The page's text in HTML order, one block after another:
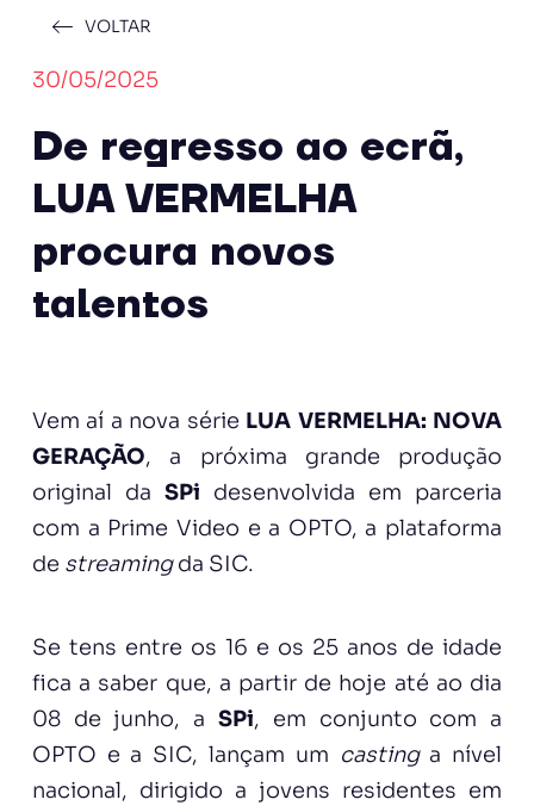
VOLTAR
30/05/2025
De regresso ao ecrã,
LUA VERMELHA
procura novos
talentos
Vem aí a nova série LUA VERMELHA: NOVA
GERAÇÃO, a próxima grande produção
original da SPi desenvolvida em parceria
com a Prime Video e a OPTO, a plataforma
de streamingda SIC.
Se tens entre os 16 e os 25 anos de idade
fica a saber que, a partir de hoje até ao dia
08 de junho, a SPi, em conjunto com a
OPTO e a SIC, lançam um castinga nível
nacional, dirigido a jovens residentes em